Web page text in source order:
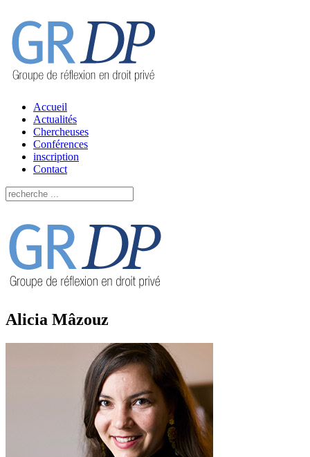
Accueil
Actualités
Chercheuses
Conférences
inscription
Contact
Alicia Mâzouz